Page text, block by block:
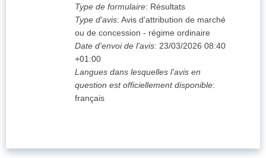
Type de formulaire: Résultats
Type d'avis: Avis d'attribution de marché
ou de concession - régime ordinaire
Date d'envoi de l'avis: 23/03/2026 08:40
+01:00
Langues dans lesquelles l'avis en
question est officiellement disponible:
français